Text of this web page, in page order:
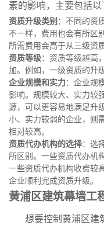
素的影响，主要包括以
资质升级类别 ：不同的资
不一样，费用也会有所区
所需费用会高于从三级资
资质等级：资质等级越高
加。例如，一级资质的升
企业规模和实力：企业规
影响。规模较大、实力较
源，可以更容易地满足升
小、实力较弱的企业，则
相对较高。
资质代办机构的选择：选
所区别。一些资质代办机
一些资质代办机构收费较
企业顺利完成资质升级。
黄浦区建筑幕墙工
想要控制黄浦区建